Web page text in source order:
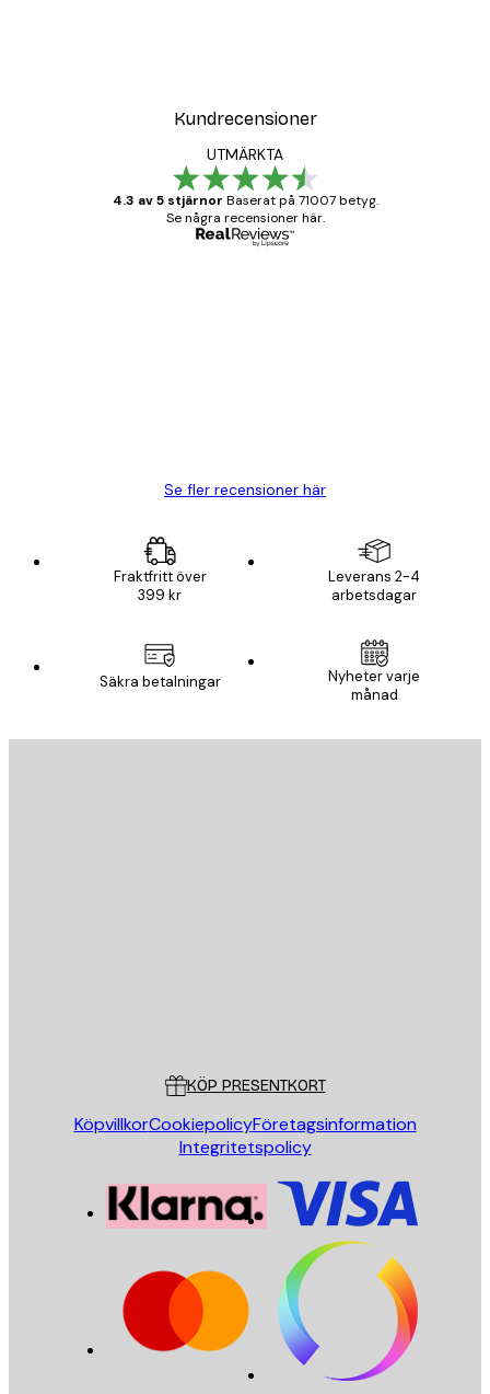
Kundrecensioner
UTMÄRKTA
4.3 av 5 stjärnor Baserat på 71007 betyg.
Se några recensioner här.
Se fler recensioner här
Fraktfritt över
399 kr
Leverans 2-4
arbetsdagar
Säkra betalningar
Nyheter varje
månad
KÖP PRESENTKORT
KöpvillkorCookiepolicyFöretagsinformation
Integritetspolicy